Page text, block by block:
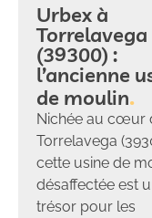
Urbex à
Torrelavega
(39300) :
l’ancienne
de moulin
Nichée au cœur
Torrelavega
cette usine de
désaffectée est
trésor pour les